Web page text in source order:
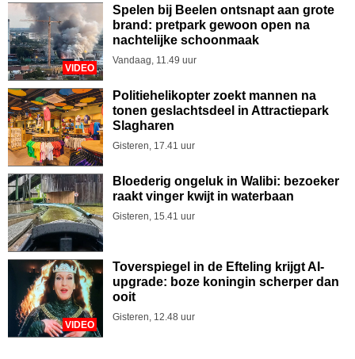
VIDEO
Spelen bij Beelen ontsnapt aan grote
brand: pretpark gewoon open na
nachtelijke schoonmaak
Vandaag, 11.49 uur
Politiehelikopter zoekt mannen na
tonen geslachtsdeel in Attractiepark
Slagharen
Gisteren, 17.41 uur
Bloederig ongeluk in Walibi: bezoeker
raakt vinger kwijt in waterbaan
Gisteren, 15.41 uur
VIDEO
Toverspiegel in de Efteling krijgt AI-
upgrade: boze koningin scherper dan
ooit
Gisteren, 12.48 uur